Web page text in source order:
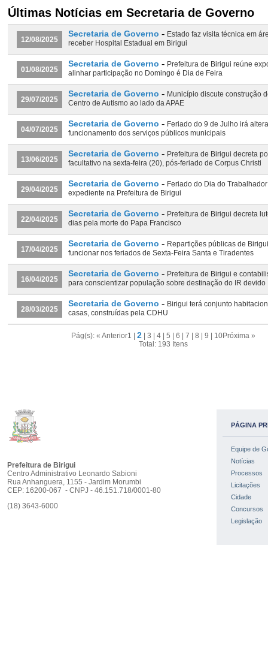
Últimas Notícias em Secretaria de Governo
12/08/2025
Secretaria de Governo - Estado faz visita técnica em
receber Hospital Estadual em Birigui
01/08/2025
Secretaria de Governo - Prefeitura de Birigui reúne
alinhar participação no Domingo é Dia de Feira
29/07/2025
Secretaria de Governo - Município discute construção
Centro de Autismo ao lado da APAE
04/07/2025
Secretaria de Governo - Feriado do 9 de Julho irá
funcionamento dos serviços públicos municipais
13/06/2025
Secretaria de Governo - Prefeitura de Birigui decreta
facultativo na sexta-feira (20), pós-feriado de Corpus Christi
29/04/2025
Secretaria de Governo - Feriado do Dia do
expediente na Prefeitura de Birigui
22/04/2025
Secretaria de Governo - Prefeitura de Birigui decreta
dias pela morte do Papa Francisco
17/04/2025
Secretaria de Governo - Repartições públicas de
funcionar nos feriados de Sexta-Feira Santa e Tiradentes
16/04/2025
Secretaria de Governo - Prefeitura de Birigui e
para conscientizar população sobre destinação do IR devido
28/03/2025
Secretaria de Governo - Birigui terá conjunto
casas, construídas pela CDHU
Pág(s): « Anterior1 2 3 4 5 6 7 8 9 10Próxima »
Total: 193 Itens
Prefeitura de Birigui
Centro Administrativo Leonardo Sabioni
Rua Anhanguera, 1155 - Jardim Morumbi
CEP: 16200-067 - CNPJ - 46.151.718/0001-80
(18) 3643-6000
PÁGINA
Equipe de
Notícias
Processos
Licitações
Cidade
Concursos
Legislação